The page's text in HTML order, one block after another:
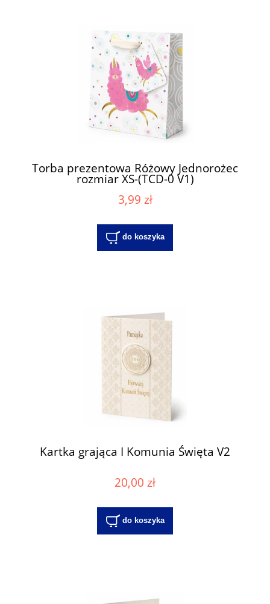
Torba prezentowa Różowy Jednorożec
rozmiar XS-(TCD-0 V1)
3,99 zł
do koszyka
Kartka grająca I Komunia Święta V2
20,00 zł
do koszyka